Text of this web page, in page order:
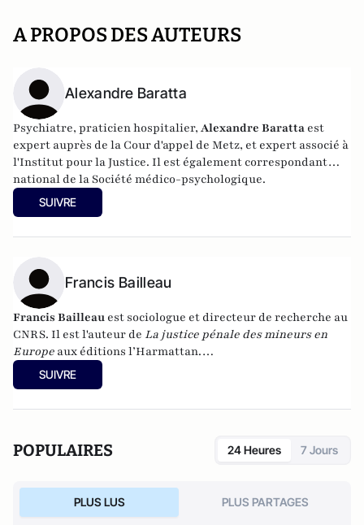
A PROPOS DES AUTEURS
Alexandre Baratta
Psychiatre, praticien hospitalier, Alexandre Baratta est
expert auprès de la Cour d'appel de Metz, et expert associé à
l'Institut pour la Justice. Il est également correspondant
national de laSociété médico-psychologique.
SUIVRE
Francis Bailleau
Francis Bailleau est sociologue et directeur de recherche au
CNRS. Il est l'auteur de La justice pénale des mineurs en
Europe aux éditions l’Harmattan.
SUIVRE
POPULAIRES 24 Heures 7 Jours
PLUS LUS PLUS PARTAGES